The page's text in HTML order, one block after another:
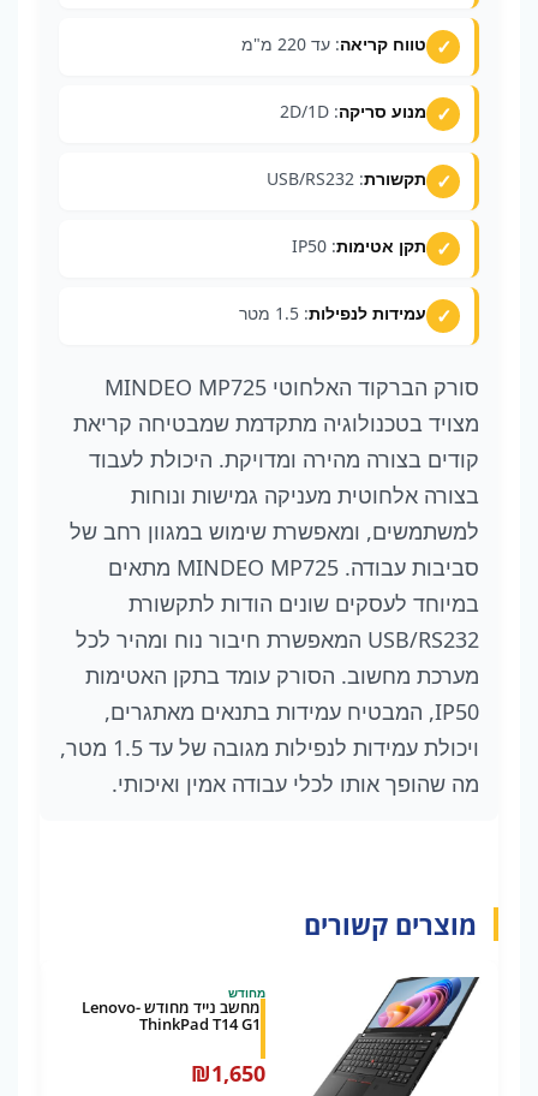
טווח קריאה: עד 220 מ"מ
מנוע סריקה: 2D/1D
תקשורת: USB/RS232
תקן אטימות: IP50
עמידות לנפילות: 1.5 מטר
סורק הברקוד האלחוטי MINDEO MP725
מצויד בטכנולוגיה מתקדמת שמבטיחה קריאת
קודים בצורה מהירה ומדויקת. היכולת לעבוד
בצורה אלחוטית מעניקה גמישות ונוחות
למשתמשים, ומאפשרת שימוש במגוון רחב של
סביבות עבודה. MINDEO MP725 מתאים
במיוחד לעסקים שונים הודות לתקשורת
USB/RS232 המאפשרת חיבור נוח ומהיר לכל
מערכת מחשוב. הסורק עומד בתקן האטימות
IP50, המבטיח עמידות בתנאים מאתגרים,
ויכולת עמידות לנפילות מגובה של עד 1.5 מטר,
מה שהופך אותו לכלי עבודה אמין ואיכותי.
מוצרים קשורים
מחודש
מחשב נייד מחודש -Lenovo
ThinkPad T14 G1
₪1,650